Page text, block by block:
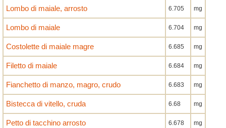
Lombo di maiale, arrosto 6.705 mg
Lombo di maiale 6.704 mg
Costolette di maiale magre 6.685 mg
Filetto di maiale 6.684 mg
Fianchetto di manzo, magro, crudo 6.683 mg
Bistecca di vitello, cruda 6.68 mg
Petto di tacchino arrosto 6.678 mg